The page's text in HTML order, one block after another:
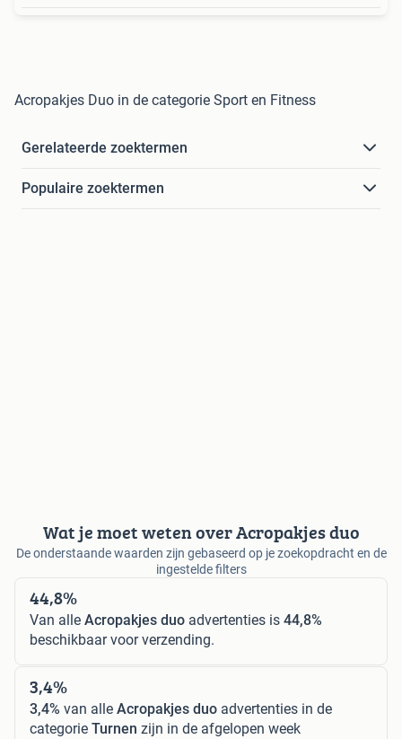
Acropakjes Duo in de categorie Sport en Fitness
Gerelateerde zoektermen
Populaire zoektermen
Wat je moet weten over Acropakjes duo
De onderstaande waarden zijn gebaseerd op je zoekopdracht en de
ingestelde filters
44,8%
Van alle Acropakjes duo advertenties is 44,8%
beschikbaar voor verzending.
3,4%
3,4% van alle Acropakjes duo advertenties in de
categorie Turnen zijn in de afgelopen week